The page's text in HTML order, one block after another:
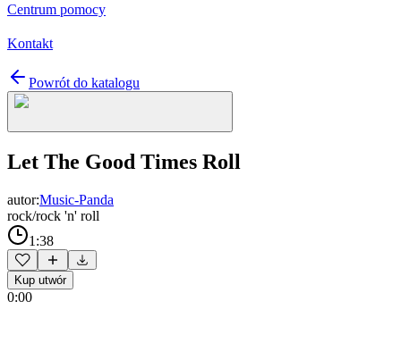
Centrum pomocy
Kontakt
Powrót do katalogu
Let The Good Times Roll
autor:Music-Panda
rock/rock 'n' roll
1:38
Kup utwór
0:00